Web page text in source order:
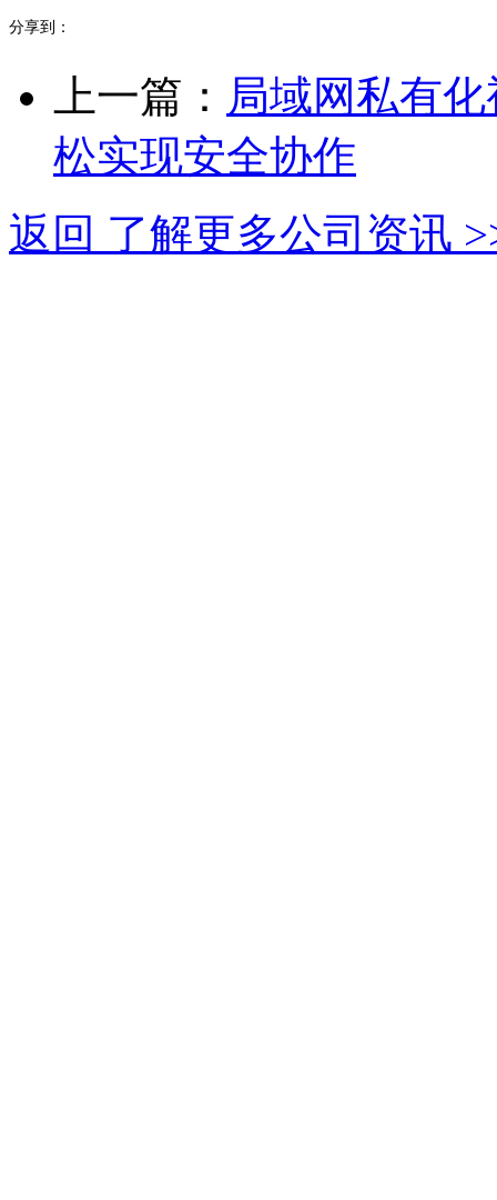
分享到：
上一篇： 局域网私有
松实现安全协作
返回 了解更多公司资讯